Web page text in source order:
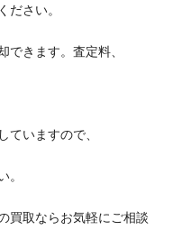
さい。
きます。査定料、
いますので、
買取ならお気軽にご相談